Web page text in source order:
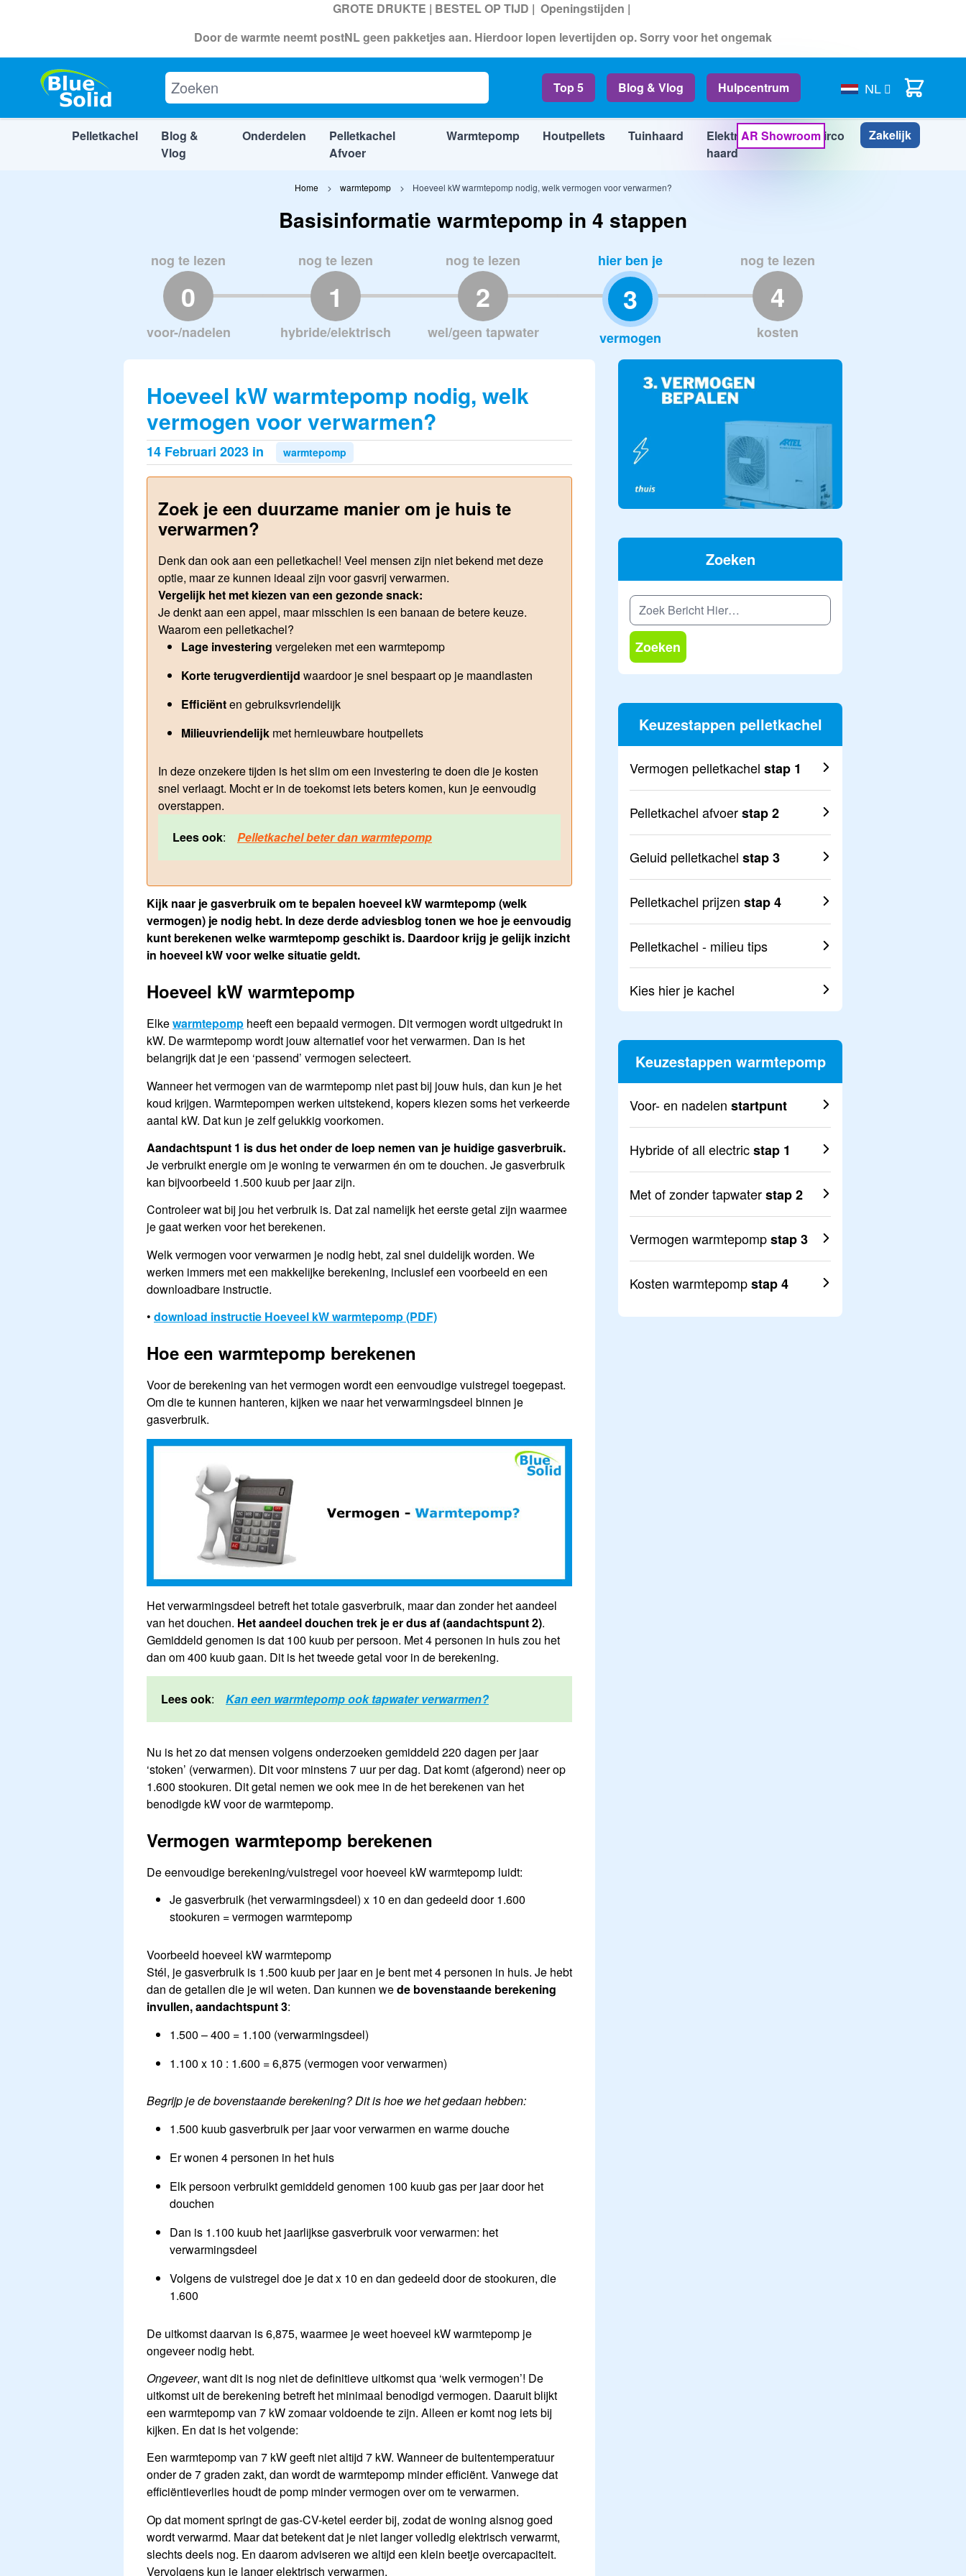
GROTE DRUKTE | BESTEL OP TIJD | Openingstijden |
Door de warmte neemt postNL geen pakketjes aan. Hierdoor lopen levertijden op. Sorry voor het ongemak
Top 5 Blog & Vlog Hulpcentrum NL Cart
Pelletkachel
Blog &
Vlog
Onderdelen
Pelletkachel
Afvoer
Warmtepomp Houtpellets Tuinhaard
Elektrische
haard
Airco Info
AR Showroom Zakelijk
Home warmtepomp Hoeveel kW warmtepomp nodig, welk vermogen voor verwarmen?
Basisinformatie warmtepomp in 4 stappen
nog te lezen
0
voor-/nadelen
nog te lezen
1
hybride/elektrisch
nog te lezen
2
wel/geen tapwater
hier ben je
3
vermogen
nog te lezen
4
kosten
Hoeveel kW warmtepomp nodig, welk
vermogen voor verwarmen?
14 Februari 2023 in warmtepomp
Zoek je een duurzame manier om je huis te
verwarmen?
Denk dan ook aan een pelletkachel! Veel mensen zijn niet bekend met deze
optie, maar ze kunnen ideaal zijn voor gasvrij verwarmen.
Vergelijk het met kiezen van een gezonde snack:
Je denkt aan een appel, maar misschien is een banaan de betere keuze.
Waarom een pelletkachel?
Lage investering vergeleken met een warmtepomp
Korte terugverdientijd waardoor je snel bespaart op je maandlasten
Efficiënten gebruiksvriendelijk
Milieuvriendelijk met hernieuwbare houtpellets
In deze onzekere tijden is het slim om een investering te doen die je kosten
snel verlaagt. Mocht er in de toekomst iets beters komen, kun je eenvoudig
overstappen.
Lees ook: Pelletkachel beter dan warmtepomp
Kijk naar je gasverbruik om te bepalen hoeveel kW warmtepomp (welk
vermogen) je nodig hebt. In deze derde adviesblog tonen we hoe je eenvoudig
kunt berekenen welke warmtepomp geschikt is. Daardoor krijg je gelijk inzicht
in hoeveel kW voor welke situatie geldt.
Hoeveel kW warmtepomp
Elkewarmtepomp heeft een bepaald vermogen. Dit vermogen wordt uitgedrukt in
kW. De warmtepomp wordt jouw alternatief voor het verwarmen. Dan is het
belangrijk dat je een ‘passend’ vermogen selecteert.
Wanneer het vermogen van de warmtepomp niet past bij jouw huis, dan kun je het
koud krijgen. Warmtepompen werken uitstekend, kopers kiezen soms het verkeerde
aantal kW. Dat kun je zelf gelukkig voorkomen.
Aandachtspunt 1 is dus het onder de loep nemen van je huidige gasverbruik.
Je verbruikt energie om je woning te verwarmen én om te douchen. Je gasverbruik
kan bijvoorbeeld 1.500 kuub per jaar zijn.
Controleer wat bij jou het verbruik is. Dat zal namelijk het eerste getal zijn waarmee
je gaat werken voor het berekenen.
Welk vermogen voor verwarmen je nodig hebt, zal snel duidelijk worden. We
werken immers met een makkelijke berekening, inclusief een voorbeeld en een
downloadbare instructie.
• download instructie Hoeveel kW warmtepomp (PDF)
Hoe een warmtepomp berekenen
Voor de berekening van het vermogen wordt een eenvoudige vuistregel toegepast.
Om die te kunnen hanteren, kijken we naar het verwarmingsdeel binnen je
gasverbruik.
Het verwarmingsdeel betreft het totale gasverbruik, maar dan zonder het aandeel
van het douchen. Het aandeel douchen trek je er dus af (aandachtspunt 2).
Gemiddeld genomen is dat 100 kuub per persoon. Met 4 personen in huis zou het
dan om 400 kuub gaan. Dit is het tweede getal voor in de berekening.
Lees ook: Kan een warmtepomp ook tapwater verwarmen?
Nu is het zo dat mensen volgens onderzoeken gemiddeld 220 dagen per jaar
‘stoken’ (verwarmen). Dit voor minstens 7 uur per dag. Dat komt (afgerond) neer op
1.600 stookuren. Dit getal nemen we ook mee in de het berekenen van het
benodigde kW voor de warmtepomp.
Vermogen warmtepomp berekenen
De eenvoudige berekening/vuistregel voor hoeveel kW warmtepomp luidt:
Je gasverbruik (het verwarmingsdeel) x 10 en dan gedeeld door 1.600
stookuren = vermogen warmtepomp
Voorbeeld hoeveel kW warmtepomp
Stél, je gasverbruik is 1.500 kuub per jaar en je bent met 4 personen in huis. Je hebt
dan de getallen die je wil weten. Dan kunnen wede bovenstaande berekening
invullen, aandachtspunt 3:
1.500 – 400 = 1.100 (verwarmingsdeel)
1.100 x 10 : 1.600 = 6,875 (vermogen voor verwarmen)
Begrijp je de bovenstaande berekening? Dit is hoe we het gedaan hebben:
1.500 kuub gasverbruik per jaar voor verwarmen en warme douche
Er wonen 4 personen in het huis
Elk persoon verbruikt gemiddeld genomen 100 kuub gas per jaar door het
douchen
Dan is 1.100 kuub het jaarlijkse gasverbruik voor verwarmen: het
verwarmingsdeel
Volgens de vuistregel doe je dat x 10 en dan gedeeld door de stookuren, die
1.600
De uitkomst daarvan is 6,875, waarmee je weet hoeveel kW warmtepomp je
ongeveer nodig hebt.
Ongeveer, want dit is nog niet de definitieve uitkomst qua ‘welk vermogen’! De
uitkomst uit de berekening betreft het minimaal benodigd vermogen. Daaruit blijkt
een warmtepomp van 7 kW zomaar voldoende te zijn. Alleen er komt nog iets bij
kijken. En dat is het volgende:
Een warmtepomp van 7 kW geeft niet altijd 7 kW. Wanneer de buitentemperatuur
onder de 7 graden zakt, dan wordt de warmtepomp minder efficiënt. Vanwege dat
efficiëntieverlies houdt de pomp minder vermogen over om te verwarmen.
Op dat moment springt de gas-CV-ketel eerder bij, zodat de woning alsnog goed
wordt verwarmd. Maar dat betekent dat je niet langer volledig elektrisch verwarmt,
slechts deels nog. En daarom adviseren we altijd een klein beetje overcapaciteit.
Vervolgens kun je langer elektrisch verwarmen.
Zoeken
Zoeken
Keuzestappen pelletkachel
Vermogen pelletkachel stap 1
Pelletkachel afvoerstap 2
Geluid pelletkachel stap 3
Pelletkachel prijzen stap 4
Pelletkachel - milieu tips
Kies hier je kachel
Keuzestappen warmtepomp
Voor- en nadelen startpunt
Hybride of all electricstap 1
Met of zonder tapwaterstap 2
Vermogen warmtepompstap 3
Kosten warmtepompstap 4